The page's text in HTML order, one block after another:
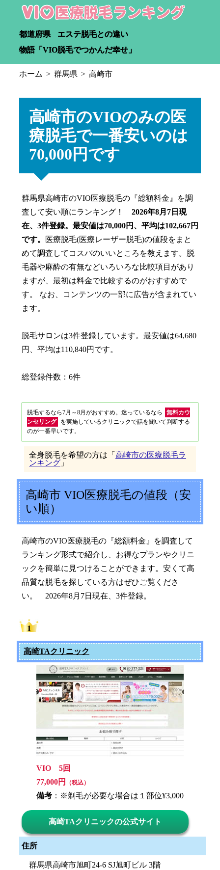
都道府県
エステ脱毛との違い
物語「VIO脱毛でつかんだ幸せ」
ホーム 群馬県 高崎市
高崎市のVIOのみの医
療脱毛で一番安いのは
70,000円です
群馬県高崎市のVIO医療脱毛の『総額料金』を調
査して安い順にランキング！ 2026年8月7日現
在、3件登録。最安値は70,000円、平均は102,667円
です。
医療脱毛(医療レーザー脱毛)の値段をまと
めて調査してコスパのいいところを教えます。脱
毛器や麻酔の有無などいろいろな比較項目があり
ますが、最初は料金で比較するのがおすすめで
す。 なお、コンテンツの一部に広告が含まれてい
ます。
脱毛サロンは3件登録しています。最安値は64,680
円、平均は110,840円です。
総登録件数：6件
脱毛するなら7月～8月がおすすめ。迷っているなら
無料カウ
ンセリング
を実施しているクリニックで話を聞いて判断する
のが一番早いです。
全身脱毛を希望の方は「 高崎市の医療脱毛ラ
ンキング 」
高崎市 VIO医療脱毛の値段（安
い順）
高崎市のVIO医療脱毛の『総額料金』を調査して
ランキング形式で紹介し、お得なプランやクリニ
ックを簡単に見つけることができます。安くて高
品質な脱毛を探している方はぜひご覧くださ
い。 2026年8月7日現在、3件登録。
高崎TAクリニック
VIO 5回
77,000円
（税込）
備考 ：※剃毛が必要な場合は１部位¥3,000
高崎TAクリニックの公式サイト
住所
群馬県高崎市旭町24-6 SJ旭町ビル 3階